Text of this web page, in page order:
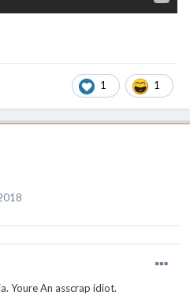
1 1
Youre An asscrap idiot.